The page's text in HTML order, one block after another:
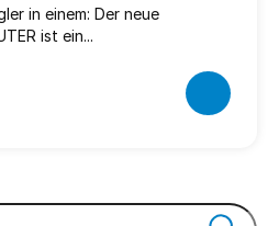
in einem: Der neue
ist ein...